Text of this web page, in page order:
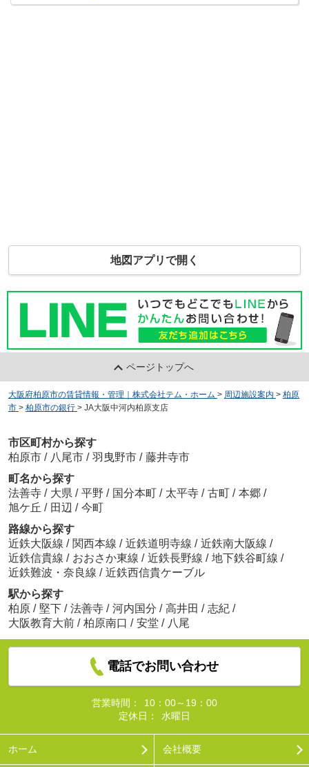
地図アプリで開く
ページトップへ
大阪府柏原市の賃貸情報・管理｜株式会社テム・ホーム > 周辺施設案内 > 柏原
市 > 柏原市の銀行 > JA大阪中河内柏原支店
市区町村から探す
柏原市 / 八尾市 / 羽曳野市 / 藤井寺市
町名から探す
法善寺 / 大県 / 平野 / 国分本町 / 太平寺 / 古町 / 本郷 /
旭ケ丘 / 田辺 / 今町
路線から探す
近鉄大阪線 / 関西本線 / 近鉄道明寺線 / 近鉄南大阪線 /
近鉄信貴線 / おおさか東線 / 近鉄長野線 / 地下鉄谷町線 /
近鉄難波・奈良線 / 近鉄西信貴ケーブル
駅から探す
柏原 / 堅下 / 法善寺 / 河内国分 / 高井田 / 志紀 /
大阪教育大前 / 柏原南口 / 安堂 / 八尾
電話でお問い合わせ
営業時間：
10：00～19：00
定休日：
水曜日
ホーム 会社概要